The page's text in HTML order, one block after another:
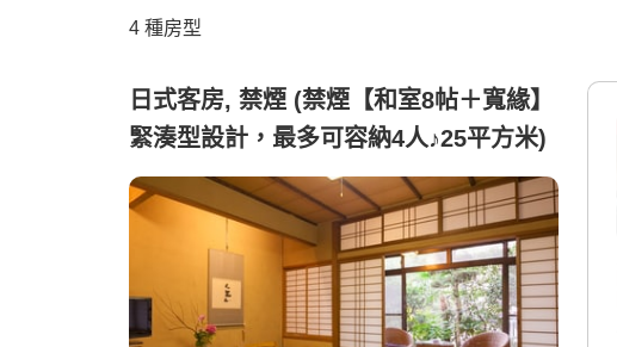
4 種房型
日式客房, 禁煙 (禁煙【和室8帖＋寬緣】
緊湊型設計，最多可容納4人♪25平方米)